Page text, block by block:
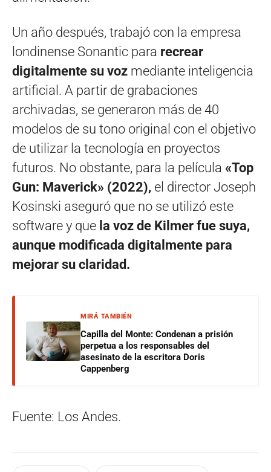
Un año después, trabajó con la empresa
londinense Sonantic para recrear
digitalmente su voz mediante inteligencia
artificial. A partir de grabaciones
archivadas, se generaron más de 40
modelos de su tono original con el objetivo
de utilizar la tecnología en proyectos
futuros. No obstante, para la película «Top
Gun: Maverick» (2022), el director Joseph
Kosinski aseguró que no se utilizó este
software y que la voz de Kilmer fue suya,
aunque modificada digitalmente para
mejorar su claridad.
MIRÁ TAMBIÉN
Capilla del Monte: Condenan a prisión
perpetua a los responsables del
asesinato de la escritora Doris
Cappenberg
Fuente: Los Andes.